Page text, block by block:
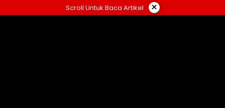
ke
Scroll Untuk Baca Artikel ×